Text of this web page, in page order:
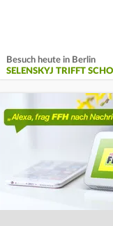
Besuch heute in Berlin
SELENSKYJ TRIFFT